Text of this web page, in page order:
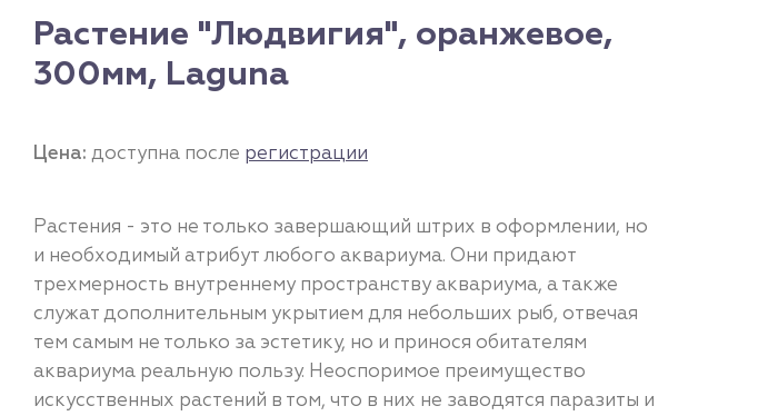
Растение "Людвигия", оранжевое,
300мм, Laguna
Цена: доступна после регистрации
Растения - это не только завершающий штрих в оформлении, но
и необходимый атрибут любого аквариума. Они придают
трехмерность внутреннему пространству аквариума, а также
служат дополнительным укрытием для небольших рыб, отвечая
тем самым не только за эстетику, но и принося обитателям
аквариума реальную пользу. Неоспоримое преимущество
искусственных растений в том, что в них не заводятся паразиты и